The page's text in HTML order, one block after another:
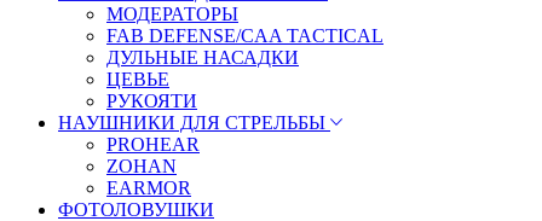
МОДЕРАТОРЫ
FAB DEFENSE/CAA TACTICAL
ДУЛЬНЫЕ НАСАДКИ
ЦЕВЬЕ
РУКОЯТИ
НАУШНИКИ ДЛЯ СТРЕЛЬБЫ
PROHEAR
ZOHAN
EARMOR
ФОТОЛОВУШКИ